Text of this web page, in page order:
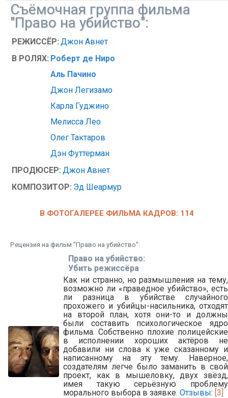
Съёмочная группа фильма
"Право на убийство":
РЕЖИССЁР: Джон Авнет
В РОЛЯХ: Роберт де Ниро
Аль Пачино
Джон Легизамо
Карла Гуджино
Мелисса Лео
Олег Тактаров
Дэн Футтерман
ПРОДЮСЕР: Джон Авнет
КОМПОЗИТОР: Эд Шеармур
В ФОТОГАЛЕРЕЕ ФИЛЬМА КАДРОВ: 114
Рецензия на фильм "Право на убийство":
Право на убийство:
Убить режиссёра
Как ни странно, но размышления на тему,
возможно ли «праведное убийство», есть
ли разница в убийстве случайного
прохожего и убийцы-насильника, отходят
на второй план, хотя они-то и должны
были составить психологическое ядро
фильма. Собственно плохие полицейские
в исполнении хороших актёров не
добавили ни слова к уже сказанному и
написанному на эту тему. Наверное,
создателям легче было заманить в свой
проект, как в мышеловку, двух звёзд,
имея такую серьёзную проблему
морального выбора в заявке. Отзывы: [3]